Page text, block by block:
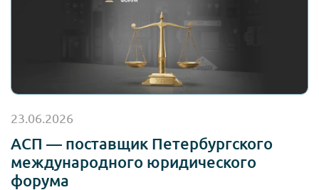
23.06.2026
АСП — поставщик Петербургского
международного юридического
форума